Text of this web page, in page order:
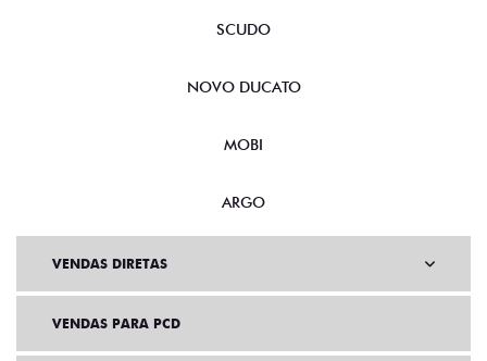
SCUDO
NOVO DUCATO
MOBI
ARGO
VENDAS DIRETAS
VENDAS PARA PCD